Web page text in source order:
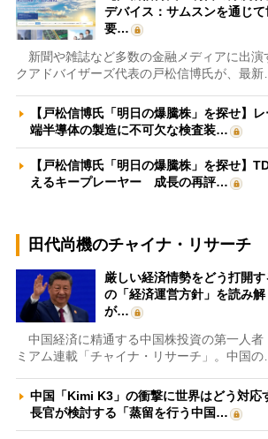
デバイス：サムスンを通じ
要…
新聞や雑誌など多数の金融メディアに出演
クアドバイザーズ代表の戸松信博氏が、最新…
【戸松信博氏「明日の爆騰株」を探せ】
端半導体の製造に不可欠な検査装…
【戸松信博氏「明日の爆騰株」を探せ】
えるキープレーヤー 成長の再評…
田代尚機のチャイナ・リサーチ
厳しい経済情勢をどう打開
の「経済運営方針」を読み
が…
中国経済に精通する中国株投資の第一人者
ミアム連載「チャイナ・リサーチ」。中国の…
中国「Kimi K3」の衝撃に世界はどう対
長官が検討する「蒸留を行う中国…